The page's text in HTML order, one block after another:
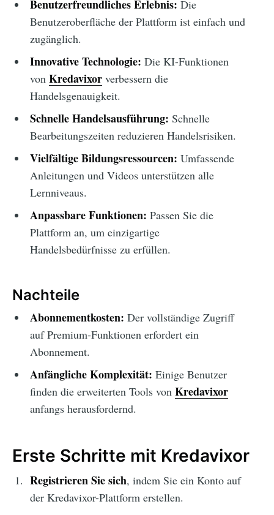
Benutzerfreundliches Erlebnis: Die
Benutzeroberfläche der Plattform ist einfach und
zugänglich.
Innovative Technologie: Die KI-Funktionen
von Kredavixorverbessern die
Handelsgenauigkeit.
Schnelle Handelsausführung: Schnelle
Bearbeitungszeiten reduzieren Handelsrisiken.
Vielfältige Bildungsressourcen: Umfassende
Anleitungen und Videos unterstützen alle
Lernniveaus.
Anpassbare Funktionen: Passen Sie die
Plattform an, um einzigartige
Handelsbedürfnisse zu erfüllen.
Nachteile
Abonnementkosten: Der vollständige Zugriff
auf Premium-Funktionen erfordert ein
Abonnement.
Anfängliche Komplexität: Einige Benutzer
finden die erweiterten Tools von Kredavixor
anfangs herausfordernd.
Erste Schritte mit Kredavixor
Registrieren Sie sich, indem Sie ein Konto auf
der Kredavixor-Plattform erstellen.